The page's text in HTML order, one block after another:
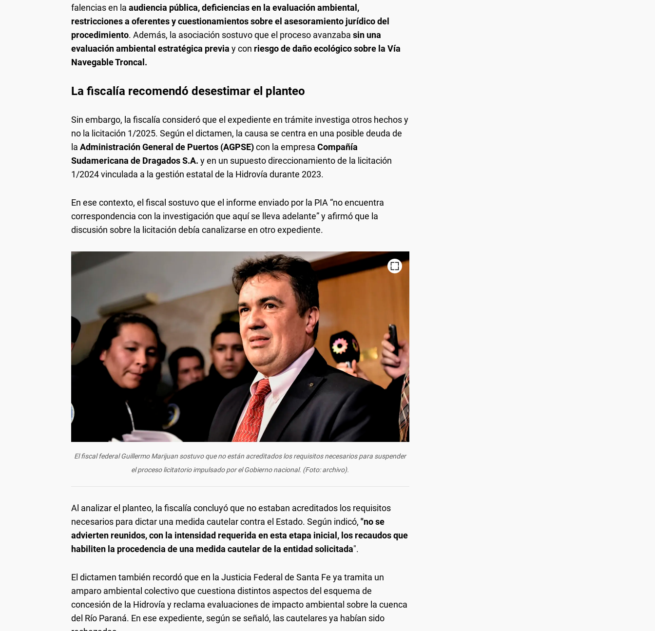
falencias en la audiencia pública, deficiencias en la evaluación ambiental,
restricciones a oferentes y cuestionamientos sobre el asesoramiento jurídico del
procedimiento. Además, la asociación sostuvo que el proceso avanzaba sin una
evaluación ambiental estratégica previa y con riesgo de daño ecológico sobre la Vía
Navegable Troncal.
La fiscalía recomendó desestimar el planteo
Sin embargo, la fiscalía consideró que el expediente en trámite investiga otros hechos y
no la licitación 1/2025. Según el dictamen, la causa se centra en una posible deuda de
la Administración General de Puertos (AGPSE)con la empresa Compañía
Sudamericana de Dragados S.A. y en un supuesto direccionamiento de la licitación
1/2024 vinculada a la gestión estatal de la Hidrovía durante 2023.
En ese contexto, el fiscal sostuvo que el informe enviado por la PIA “no encuentra
correspondencia con la investigación que aquí se lleva adelante” y afirmó que la
discusión sobre la licitación debía canalizarse en otro expediente.
El fiscal federal Guillermo Marijuan sostuvo que no están acreditados los requisitos necesarios para suspender
el proceso licitatorio impulsado por el Gobierno nacional. (Foto: archivo).
Al analizar el planteo, la fiscalía concluyó que no estaban acreditados los requisitos
necesarios para dictar una medida cautelar contra el Estado. Según indicó, "no se
advierten reunidos, con la intensidad requerida en esta etapa inicial, los recaudos que
habiliten la procedencia de una medida cautelar de la entidad solicitada".
El dictamen también recordó que en la Justicia Federal de Santa Fe ya tramita un
amparo ambiental colectivo que cuestiona distintos aspectos del esquema de
concesión de la Hidrovía y reclama evaluaciones de impacto ambiental sobre la cuenca
del Río Paraná. En ese expediente, según se señaló, las cautelares ya habían sido